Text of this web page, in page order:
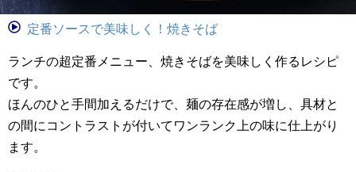
定番ソースで美味しく！焼きそば
ランチの超定番メニュー、焼きそばを美味しく作るレシピ
です。
ほんのひと手間加えるだけで、麺の存在感が増し、具材と
の間にコントラストが付いてワンランク上の味に仕上がり
ます。